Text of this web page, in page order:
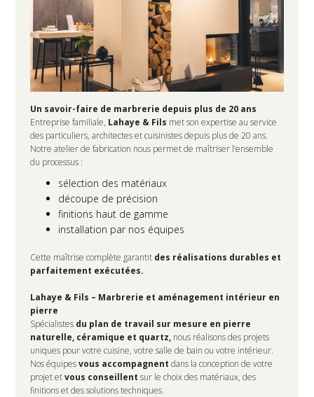
Un savoir-faire de marbrerie depuis plus de 20 ans
Entreprise familiale, Lahaye & Fils met son expertise au service
des particuliers, architectes et cuisinistes depuis plus de 20 ans.
Notre atelier de fabrication nous permet de maîtriser l’ensemble
du processus :
sélection des matériaux
découpe de précision
finitions haut de gamme
installation par nos équipes
Cette maîtrise complète garantit des réalisations durables et
parfaitement exécutées.
Lahaye & Fils – Marbrerie et aménagement intérieur en
pierre
Spécialistesdu plan de travail sur mesure en pierre
naturelle, céramique et quartz, nous réalisons des projets
uniques pour votre cuisine, votre salle de bain ou votre intérieur.
Nos équipesvous accompagnent dans la conception de votre
projet etvous conseillent sur le choix des matériaux, des
finitions et des solutions techniques.